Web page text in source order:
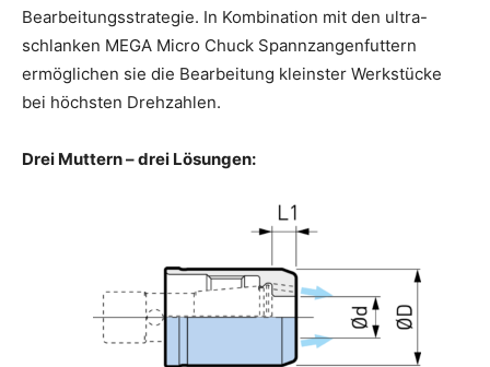
Bearbeitungsstrategie. In Kombination mit den ultra-
schlanken MEGA Micro Chuck Spannzangenfuttern
ermöglichen sie die Bearbeitung kleinster Werkstücke
bei höchsten Drehzahlen.
Drei Muttern – drei Lösungen: